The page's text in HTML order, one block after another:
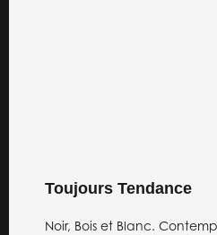
Toujours Tendance
Noir, Bois et Blanc.